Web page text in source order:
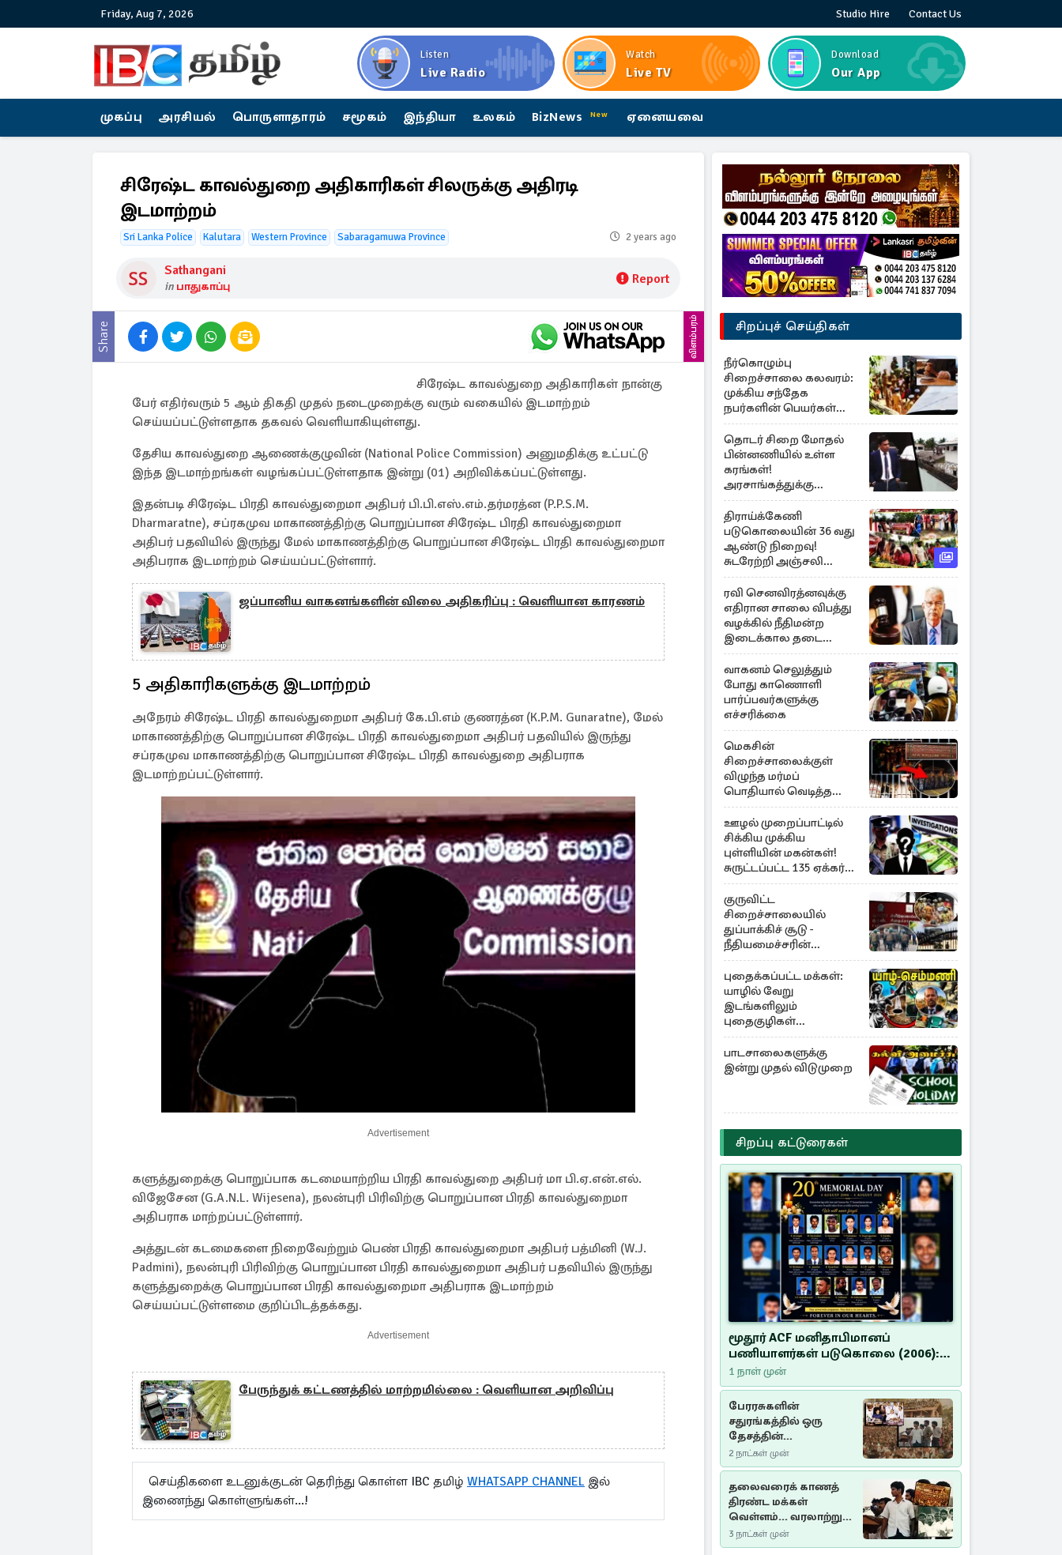
Friday, Aug 7, 2026 Studio Hire Contact Us
Listen
Live Radio
Watch
Live TV
Download
Our App
முகப்பு அரசியல் பொருளாதாரம் சமூகம் இந்தியா உலகம் BizNews New ஏனையவை
சிரேஷ்ட காவல்துறை அதிகாரிகள் சிலருக்கு அதிரடி
இடமாற்றம்
Sri Lanka Police Kalutara Western Province Sabaragamuwa Province 2 years ago
Sathangani
in பாதுகாப்பு Report
Share விளம்பரம்
சிரேஷ்ட காவல்துறை அதிகாரிகள் நான்கு
பேர் எதிர்வரும் 5 ஆம் திகதி முதல் நடைமுறைக்கு வரும் வகையில் இடமாற்றம்
செய்யப்பட்டுள்ளதாக தகவல் வெளியாகியுள்ளது.
தேசிய காவல்துறை ஆணைக்குழுவின் (National Police Commission) அனுமதிக்கு உட்பட்டு
இந்த இடமாற்றங்கள் வழங்கப்பட்டுள்ளதாக இன்று (01) அறிவிக்கப்பட்டுள்ளது.
இதன்படி சிரேஷ்ட பிரதி காவல்துறைமா அதிபர் பி.பி.எஸ்.எம்.தர்மரத்ன (P.P.S.M.
Dharmaratne), சப்ரகமுவ மாகாணத்திற்கு பொறுப்பான சிரேஷ்ட பிரதி காவல்துறைமா
அதிபர் பதவியில் இருந்து மேல் மாகாணத்திற்கு பொறுப்பான சிரேஷ்ட பிரதி காவல்துறைமா
அதிபராக இடமாற்றம் செய்யப்பட்டுள்ளார்.
ஜப்பானிய வாகனங்களின் விலை அதிகரிப்பு : வெளியான காரணம்
5 அதிகாரிகளுக்கு இடமாற்றம்
அநேரம் சிரேஷ்ட பிரதி காவல்துறைமா அதிபர் கே.பி.எம் குணரத்ன (K.P.M. Gunaratne), மேல்
மாகாணத்திற்கு பொறுப்பான சிரேஷ்ட பிரதி காவல்துறைமா அதிபர் பதவியில் இருந்து
சப்ரகமுவ மாகாணத்திற்கு பொறுப்பான சிரேஷ்ட பிரதி காவல்துறை அதிபராக
இடமாற்றப்பட்டுள்ளார்.
Advertisement
களுத்துறைக்கு பொறுப்பாக கடமையாற்றிய பிரதி காவல்துறை அதிபர் மா பி.ஏ.என்.எல்.
விஜேசேன (G.A.N.L. Wijesena), நலன்புரி பிரிவிற்கு பொறுப்பான பிரதி காவல்துறைமா
அதிபராக மாற்றப்பட்டுள்ளார்.
அத்துடன் கடமைகளை நிறைவேற்றும் பெண் பிரதி காவல்துறைமா அதிபர் பத்மினி (W.J.
Padmini), நலன்புரி பிரிவிற்கு பொறுப்பான பிரதி காவல்துறைமா அதிபர் பதவியில் இருந்து
களுத்துறைக்கு பொறுப்பான பிரதி காவல்துறைமா அதிபராக இடமாற்றம்
செய்யப்பட்டுள்ளமை குறிப்பிடத்தக்கது.
Advertisement
பேருந்துக் கட்டணத்தில் மாற்றமில்லை : வெளியான அறிவிப்பு
செய்திகளை உடனுக்குடன் தெரிந்து கொள்ள IBC தமிழ் WHATSAPP CHANNEL இல்
இணைந்து கொள்ளுங்கள்...!
சிறப்புச் செய்திகள்
நீர்கொழும்பு
சிறைச்சாலை கலவரம்:
முக்கிய சந்தேக
நபர்களின் பெயர்கள்
நீதிமன்றில் சமர்ப்பிப்பு!
தொடர் சிறை மோதல்
பின்னணியில் உள்ள
கரங்கள்!
அரசாங்கத்துக்கு
கிடைத்த புலனாய்வு
தகவல்
திராய்க்கேணி
படுகொலையின் 36 வது
ஆண்டு நிறைவு!
சுடரேற்றி அஞ்சலி
செலுத்திய மக்கள்
ரவி செனவிரத்னவுக்கு
எதிரான சாலை விபத்து
வழக்கில் நீதிமன்ற
இடைக்கால தடை
உத்தரவு!
வாகனம் செலுத்தும்
போது காணொளி
பார்ப்பவர்களுக்கு
எச்சரிக்கை
மெகசின்
சிறைச்சாலைக்குள்
விழுந்த மர்மப்
பொதியால் வெடித்த
மோதல் - ஒருவர் பலி :
பலர் காயம்
ஊழல் முறைப்பாட்டில்
சிக்கிய முக்கிய
புள்ளியின் மகன்கள்!
சுருட்டப்பட்ட 135 ஏக்கர்
தேயிலைத் தோட்டம்
குருவிட்ட
சிறைச்சாலையில்
துப்பாக்கிச் சூடு -
நீதியமைச்சரின்
அறிவிப்பு
புதைக்கப்பட்ட மக்கள்:
யாழில் வேறு
இடங்களிலும்
புதைகுழிகள்
இருக்கலாம்..!
எழுமாற்றாக அகழ்வு
பாடசாலைகளுக்கு
இன்று முதல் விடுமுறை
சிறப்பு கட்டுரைகள்
மூதூர் ACF மனிதாபிமானப்
பணியாளர்கள் படுகொலை (2006):
20 ஆண்டுகளாகியும் நீதி
மறுக்கப்பட்ட மனிதாபிமானப்
பேரவலம்
1 நாள் முன்
பேரரசுகளின்
சதுரங்கத்தில் ஒரு
தேசத்தின்
தீர்க்கதரிசனம் :
சுதுமலை பிரகடனம்
ஒரு வரலாற்றுப் பாடம்
2 நாட்கள் முன்
தலைவரைக் காணத்
திரண்ட மக்கள்
வெள்ளம்... வரலாற்றுச்
சிறப்புமிக்க சுதுமலைப்
பிரகடனம்…
3 நாட்கள் முன்